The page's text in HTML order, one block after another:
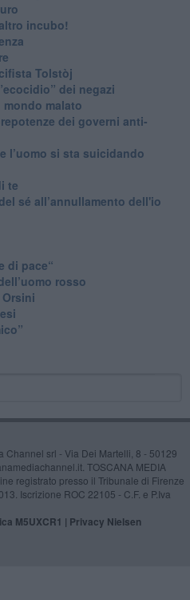
incubo!
Tolstòj
dei negazi
malato
dei governi anti-
l’uomo si sta suicidando
te
sé all’annullamento dell'io
di pace“
rosso
Channel srl - Via Dei Martelli, 8 - 50129
TOSCANA MEDIA
registrato presso il Tribunale di Firenze
Iscrizione ROC 22105 - C.F. e P.Iva
M5UXCR1 | Privacy Nielsen